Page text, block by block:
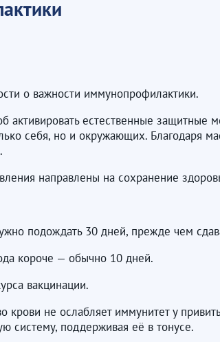
о важности иммунопрофилактики.
активировать естественные защитные
себя, но и окружающих. Благодаря
направлены на сохранение
подождать 30 дней, прежде чем
короче — обычно 10 дней.
вакцинации.
крови не ослабляет иммунитет у
систему, поддерживая её в тонусе.